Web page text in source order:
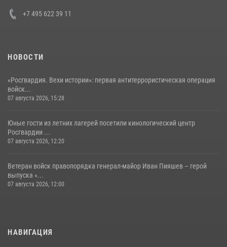
+7 495 622 39 11
НОВОСТИ
«Росгвардия. Вехи истории»: первая антитеррористическая операция
войск...
07 августа 2026, 15:28
Юные гости из летних лагерей посетили кинологический центр
Росгвардии ...
07 августа 2026, 12:20
Ветеран войск правопорядка генерал-майор Иван Пияшев – герой
выпуска «...
07 августа 2026, 12:00
НАВИГАЦИЯ